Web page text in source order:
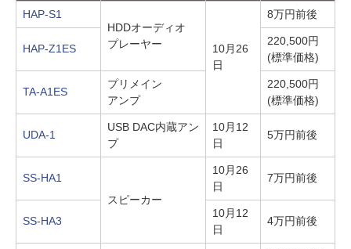
HAP-S1
HDDオーディオ
プレーヤー
10月26
日
8万円前後
HAP-Z1ES
220,500円
(標準価格)
TA-A1ES
プリメイン
アンプ
220,500円
(標準価格)
UDA-1
USB DAC内蔵アン
プ
10月12
日
5万円前後
SS-HA1
スピーカー
10月26
日
7万円前後
SS-HA3
10月12
日
4万円前後